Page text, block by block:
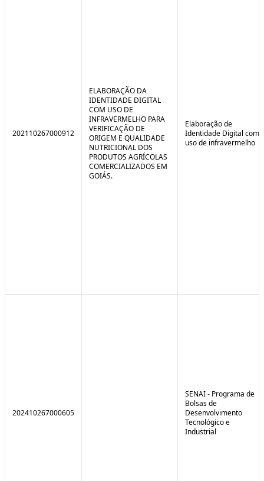
202110267000912
ELABORAÇÃO DA
IDENTIDADE DIGITAL
COM USO DE
INFRAVERMELHO PARA
VERIFICAÇÃO DE
ORIGEM E QUALIDADE
NUTRICIONAL DOS
PRODUTOS AGRÍCOLAS
COMERCIALIZADOS EM
GOIÁS.
Elaboração de
Identidade Digital com
uso de infravermelho
202410267000605
SENAI - Programa de
Bolsas de
Desenvolvimento
Tecnológico e
Industrial